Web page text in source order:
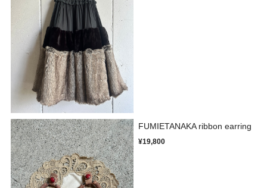
FUMIETANAKA ribbon earring
¥19,800